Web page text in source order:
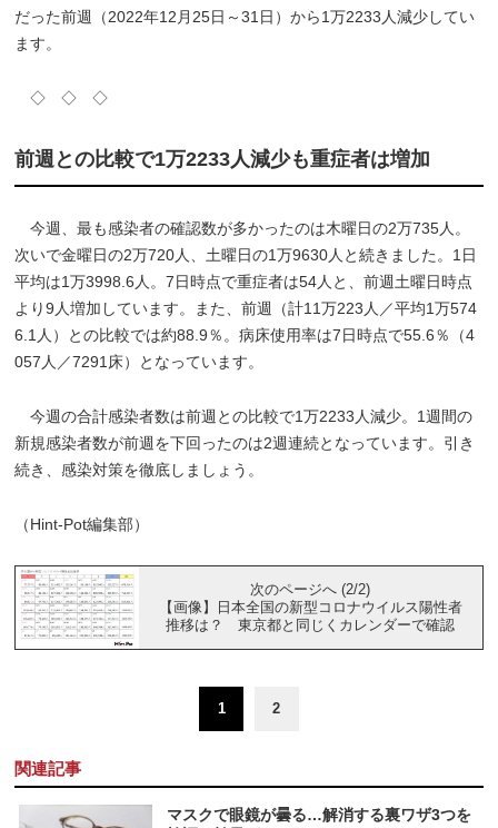
だった前週（2022年12月25日～31日）から1万2233人減少してい
ます。
◇ ◇ ◇
前週との比較で1万2233人減少も重症者は増加
今週、最も感染者の確認数が多かったのは木曜日の2万735人。
次いで金曜日の2万720人、土曜日の1万9630人と続きました。1日
平均は1万3998.6人。7日時点で重症者は54人と、前週土曜日時点
より9人増加しています。また、前週（計11万223人／平均1万574
6.1人）との比較では約88.9％。病床使用率は7日時点で55.6％（4
057人／7291床）となっています。
今週の合計感染者数は前週との比較で1万2233人減少。1週間の
新規感染者数が前週を下回ったのは2週連続となっています。引き
続き、感染対策を徹底しましょう。
（Hint-Pot編集部）
次のページへ (2/2)
【画像】日本全国の新型コロナウイルス陽性者
推移は？ 東京都と同じくカレンダーで確認
1 2
関連記事
マスクで眼鏡が曇る…解消する裏ワザ3つを